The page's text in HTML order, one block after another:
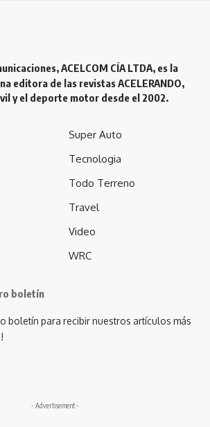
ACELCOM CÍA LTDA, es la
editora de las revistas ACELERANDO,
y el deporte motor desde el 2002.
Super Auto
Tecnologia
Todo Terreno
Travel
Video
WRC
boletín
boletín para recibir nuestros artículos más
- Advertisement -